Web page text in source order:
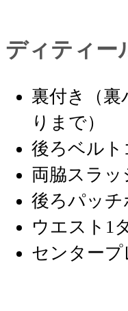
ディティー
裏付き（裏
りまで）
後ろベルト
両脇スラッ
後ろパッチ
ウエスト1
センター